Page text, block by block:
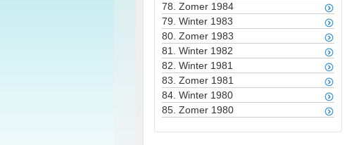
78. Zomer 1984
79. Winter 1983
80. Zomer 1983
81. Winter 1982
82. Winter 1981
83. Zomer 1981
84. Winter 1980
85. Zomer 1980